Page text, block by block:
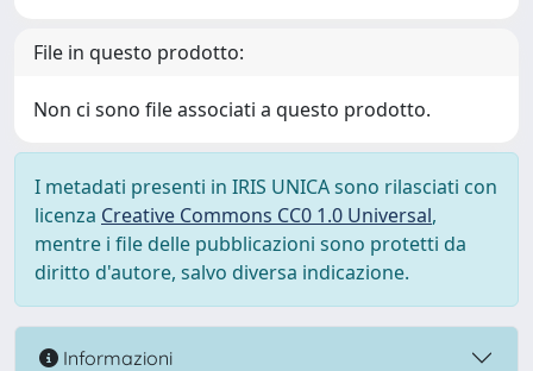
File in questo prodotto:
Non ci sono file associati a questo prodotto.
I metadati presenti in IRIS UNICA sono rilasciati con
licenza Creative Commons CC0 1.0 Universal,
mentre i file delle pubblicazioni sono protetti da
diritto d'autore, salvo diversa indicazione.
Informazioni